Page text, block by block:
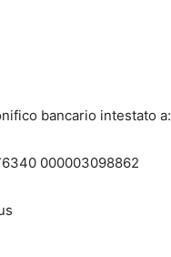
bancario intestato a:
000003098862